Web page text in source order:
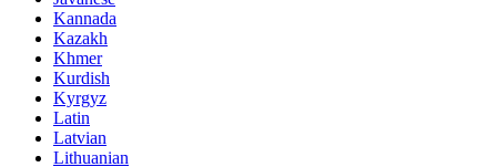
Kannada
Kazakh
Khmer
Kurdish
Kyrgyz
Latin
Latvian
Lithuanian